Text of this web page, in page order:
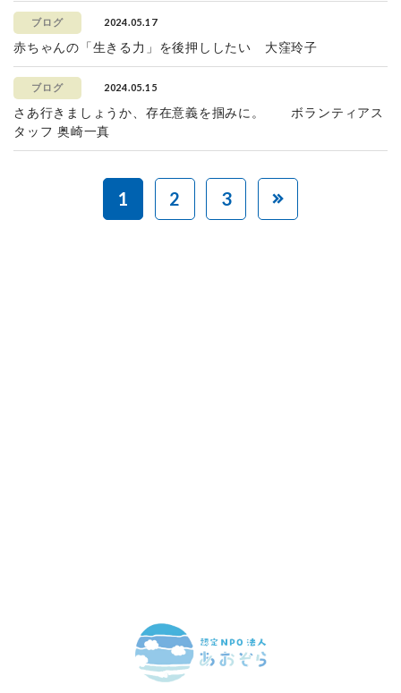
ブログ 2024.05.17
赤ちゃんの「生きる力」を後押ししたい 大窪玲子
ブログ 2024.05.15
さあ行きましょうか、存在意義を掴みに。 ボランティアス
タッフ 奥崎一真
1 2 3